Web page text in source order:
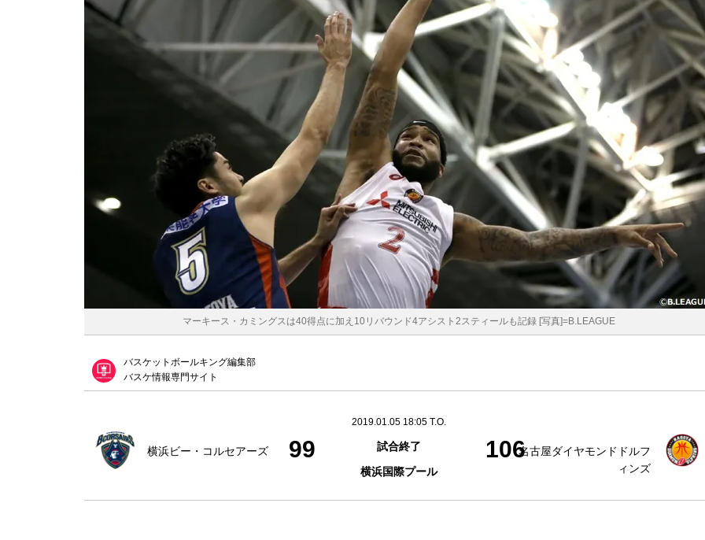
マーキース・カミングスは40得点に加え10リバウンド4アシスト2スティールも記録 [写真]=B.LEAGUE
バスケットボールキング編集部
バスケ情報専門サイト
横浜ビー・コルセアーズ 99
2019.01.05 18:05 T.O.
試合終了
横浜国際プール
106名古屋ダイヤモンドドルフ
ィンズ